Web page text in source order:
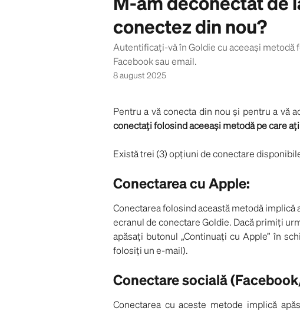
conectez din nou?
Autentificați-vă în Goldie cu aceeași metodă
Facebook sau email.
8 august 2025
Pentru a vă conecta din nou și pentru a vă
conectați folosind aceeași metodă pe care
Există trei (3) opțiuni de conectare
Conectarea cu Apple:
Conectarea folosind această metodă implică
ecranul de conectare Goldie. Dacă primiți
apăsați butonul „Continuați cu Apple” în
folosiți un e-mail).
Conectare socială
Conectarea cu aceste metode implică